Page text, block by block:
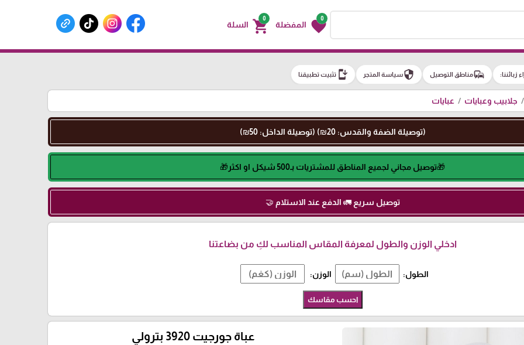
0
favorite المفضلة
0
shopping_cart السلة
زبائننا: commuteمناطق التوصيل securityسياسة المتجر install_mobileتثبيت تطبيقنا
جلابيب وعبايات عبايات
(توصيلة الضفة والقدس: 20₪) (توصيلة الداخل: 50₪)
🎁توصيل مجاني لجميع المناطق للمشتريات بـ500 شيكل او اكثر🎁
توصيل سريع 🚛 الدفع عند الاستلام 🤝
ادخلي الوزن والطول لمعرفة المقاس المناسب لكِ من بضاعتنا
الطول: الوزن:
احسب مقاسك
عباة جورجيت 3920 بترولي